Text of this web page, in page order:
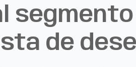
segmento
de